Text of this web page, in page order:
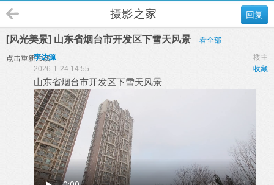
回复
摄影之家
[风光美景] 山东省烟台市开发区下雪天风景 看全部
点击重新加载 楼主
李达源
收藏
2026-1-24 14:55
山东省烟台市开发区下雪天风景